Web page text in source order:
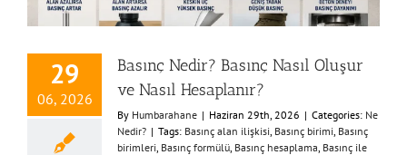
29
06, 2026
Basınç Nedir? Basınç Nasıl Oluşur
ve Nasıl Hesaplanır?
By Humbarahane | Haziran 29th, 2026 | Categories: Ne
Nedir? | Tags: Basınç alan ilişkisi Basınç birimi Basınç
birimleri Basınç formülü Basınç hesaplama Basınç ile